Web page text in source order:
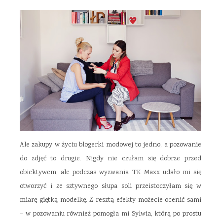
Ale zakupy w życiu blogerki modowej to jedno, a pozowanie
do zdjęć to drugie. Nigdy nie czułam się dobrze przed
obiektywem, ale podczas wyzwania TK Maxx udało mi się
otworzyć i ze sztywnego słupa soli przeistoczyłam się w
miarę giętką modelkę. Z resztą efekty możecie ocenić sami
– w pozowaniu również pomogła mi Sylwia, którą po prostu